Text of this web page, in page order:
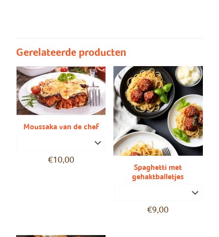
Gerelateerde producten
Moussaka van de chef
€10,00
Spaghetti met
gehaktballetjes
€9,00